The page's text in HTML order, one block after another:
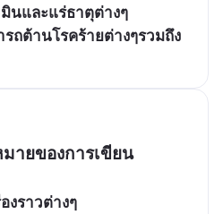
นและแร่ธาตุต่างๆ
รถต้านโรคร้ายต่างๆรวมถึง
ายของการเขียน
งราวต่างๆ